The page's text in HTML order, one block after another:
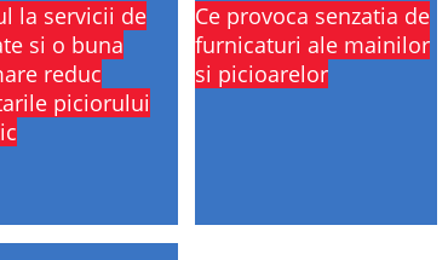
la servicii de
si o buna
reduc
piciorului
Ce provoca senzatia de
furnicaturi ale mainilor
si picioarelor